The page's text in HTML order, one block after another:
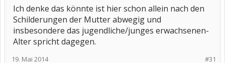
Ich denke das könnte ist hier schon allein nach den
Schilderungen der Mutter abwegig und
insbesondere das jugendliche/junges erwachsenen-
Alter spricht dagegen.
#31
19. Mai 2014